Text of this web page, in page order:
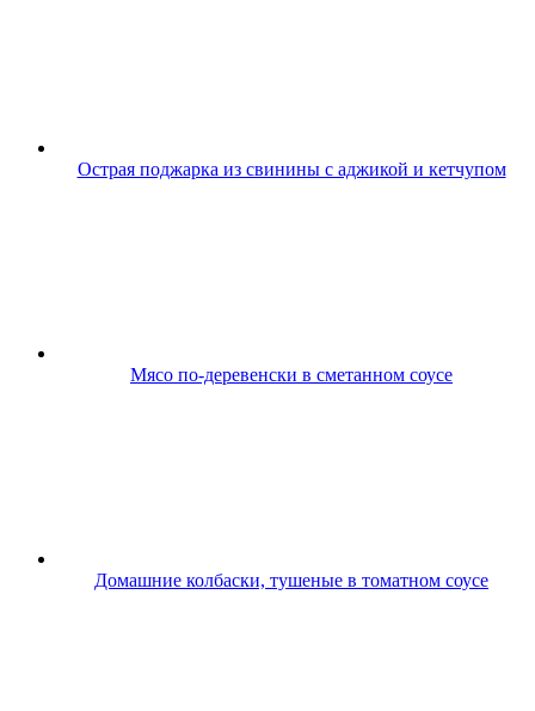
Острая поджарка из свинины с аджикой и кетчупом
Мясо по-деревенски в сметанном соусе
Домашние колбаски, тушеные в томатном соусе